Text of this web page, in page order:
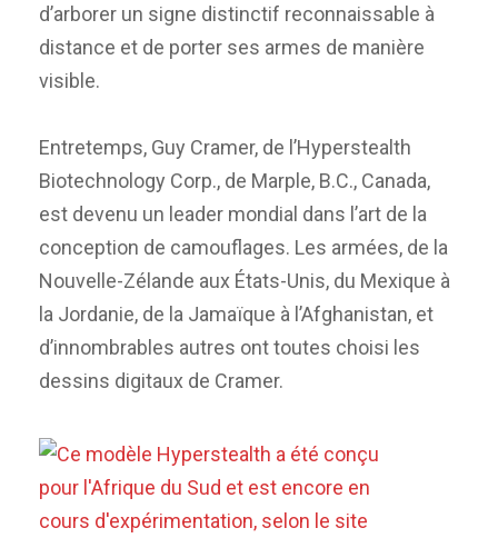
d’arborer un signe distinctif reconnaissable à
distance et de porter ses armes de manière
visible.
Entretemps, Guy Cramer, de l’Hyperstealth
Biotechnology Corp., de Marple, B.C., Canada,
est devenu un leader mondial dans l’art de la
conception de camouflages. Les armées, de la
Nouvelle-Zélande aux États-Unis, du Mexique à
la Jordanie, de la Jamaïque à l’Afghanistan, et
d’innombrables autres ont toutes choisi les
dessins digitaux de Cramer.